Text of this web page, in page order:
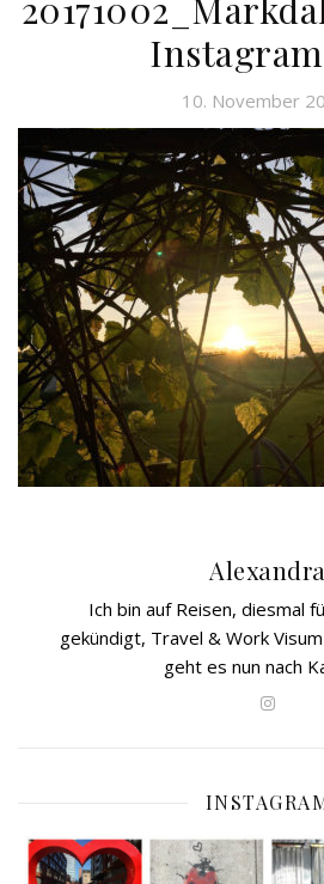
10. November
Alexandra
Ich bin auf Reisen, diesmal
gekündigt, Travel & Work
geht es nun nach